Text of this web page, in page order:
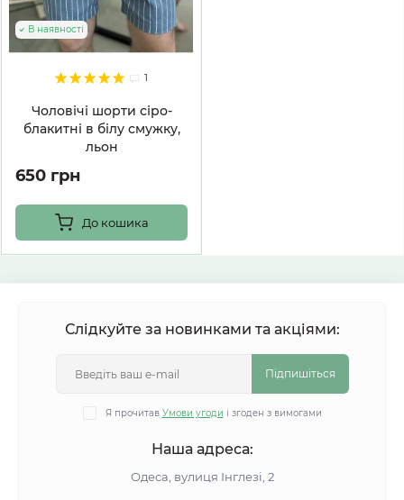
1
Чоловічі шорти сіро-
блакитні в білу смужку,
льон
В наявності
650 грн
До кошика
Слідкуйте за новинками та акціями:
Підпишіться
Я прочитав Умови угоди і згоден з вимогами
Наша адреса:
Одеса, вулиця Інглезі, 2